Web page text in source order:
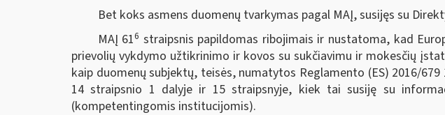
Bet koks asmens duomenų tvarkymas pagal MAĮ, susijęs su
MAĮ 616 straipsnis papildomas ribojimais ir nustatoma, kad
prievolių vykdymo užtikrinimo ir kovos su sukčiavimu ir mokesčių
kaip duomenų subjektų, teisės, numatytos Reglamento (ES) 2016/
14 straipsnio 1 dalyje ir 15 straipsnyje, kiek tai susiję su
(kompetentingomis institucijomis).